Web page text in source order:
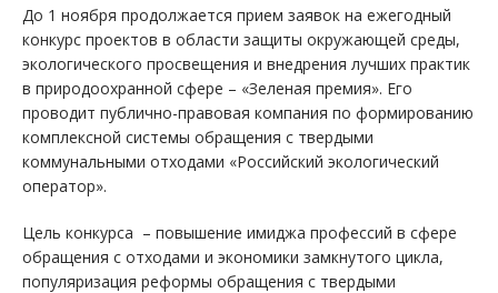
До 1 ноября продолжается прием заявок на ежегодный
конкурс проектов в области защиты окружающей среды,
экологического просвещения и внедрения лучших практик
в природоохранной сфере – «Зеленая премия». Его
проводит публично-правовая компания по формированию
комплексной системы обращения с твердыми
коммунальными отходами «Российский экологический
оператор».
Цель конкурса – повышение имиджа профессий в сфере
обращения с отходами и экономики замкнутого цикла,
популяризация реформы обращения с твердыми